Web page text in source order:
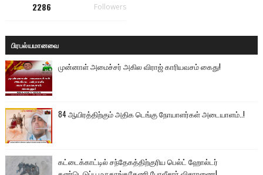
2286 Followers
பிரபல்யமானவை
முன்னாள் அமைச்சர் அகில விராஜ் காரியவசம் கைது!
84 ஆயிரத்திற்கும் அதிக டெங்கு நோயாளர்கள் அடையாளம்..!
கட்டைக்காட்டில் சந்தேகத்திற்குரிய பெல்ட் ஹோல்டர்